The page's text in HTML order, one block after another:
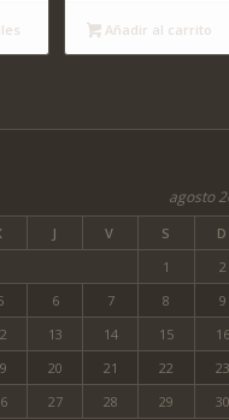
Añadir al carrito
agosto
J V S
D
1
2
6 7 8
9
13 14 15
16
20 21 22
23
27 28 29 30